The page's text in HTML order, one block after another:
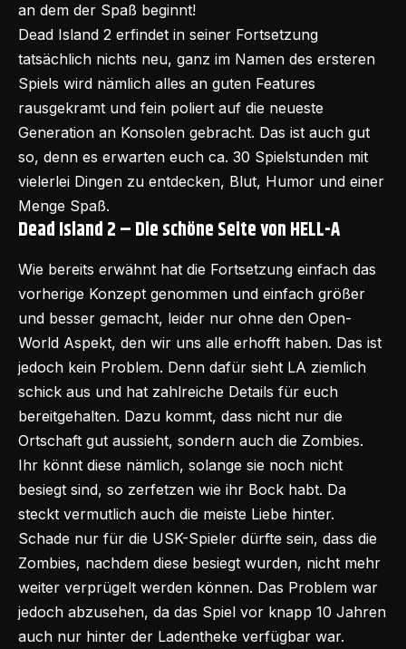
an dem der Spaß beginnt!
Dead Island 2 erfindet in seiner Fortsetzung
tatsächlich nichts neu, ganz im Namen des ersteren
Spiels wird nämlich alles an guten Features
rausgekramt und fein poliert auf die neueste
Generation an Konsolen gebracht. Das ist auch gut
so, denn es erwarten euch ca. 30 Spielstunden mit
vielerlei Dingen zu entdecken, Blut, Humor und einer
Menge Spaß.
Dead Island 2 – Die schöne Seite von HELL-A
Wie bereits erwähnt hat die Fortsetzung einfach das
vorherige Konzept genommen und einfach größer
und besser gemacht, leider nur ohne den Open-
World Aspekt, den wir uns alle erhofft haben. Das ist
jedoch kein Problem. Denn dafür sieht LA ziemlich
schick aus und hat zahlreiche Details für euch
bereitgehalten. Dazu kommt, dass nicht nur die
Ortschaft gut aussieht, sondern auch die Zombies.
Ihr könnt diese nämlich, solange sie noch nicht
besiegt sind, so zerfetzen wie ihr Bock habt. Da
steckt vermutlich auch die meiste Liebe hinter.
Schade nur für die USK-Spieler dürfte sein, dass die
Zombies, nachdem diese besiegt wurden, nicht mehr
weiter verprügelt werden können. Das Problem war
jedoch abzusehen, da das Spiel vor knapp 10 Jahren
auch nur hinter der Ladentheke verfügbar war.